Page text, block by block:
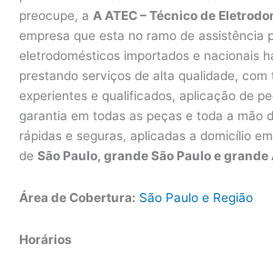
preocupe, a A ATEC – Técnico de
empresa que esta no ramo de assistência
eletrodomésticos importados e nacionais
prestando serviços de alta qualidade, com
experientes e qualificados, aplicação de
garantia em todas as peças e toda a mão
rápidas e seguras, aplicadas a domicílio
deSão Paulo, grande São Paulo e grande
Área de Cobertura: São Paulo e Região
Horários